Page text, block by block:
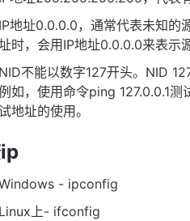
IP地址0.0.0.0，通常代表未知的
时，会用IP地址0.0.0.0来表示
NID不能以数字127开头。NID
如，使用命令ping 127.0.0.1
地址的使用。
- ipconfig
Linux上- ifconfig